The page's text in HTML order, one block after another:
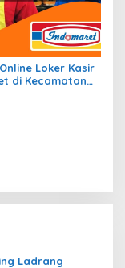
Loker Kasir
di Kecamatan
Ladrang